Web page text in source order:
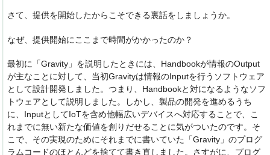
さて、提供を開始したからこそできる裏話をしましょうか。
なぜ、提供開始にここまで時間がかかったのか？
最初に「Gravity」を説明したときには、Handbookが情報のOutput
が主なことに対して、当初Gravityは情報のInputを行うソフトウェア
として設計開発しました。つまり、Handbookと対になるようなソフ
トウェアとして説明しました。しかし、製品の開発を進めるうち
に、InputとしてIoTを含め他幅広いデバイスへ対応することで、こ
れまでに無い新たな価値を創りだせることに気がついたのです。そ
こで、その実現のためにそれまでに書いていた「Gravity」のプログ
ラムコードのほとんどを捨てて書き直しました。さすがに、プログ